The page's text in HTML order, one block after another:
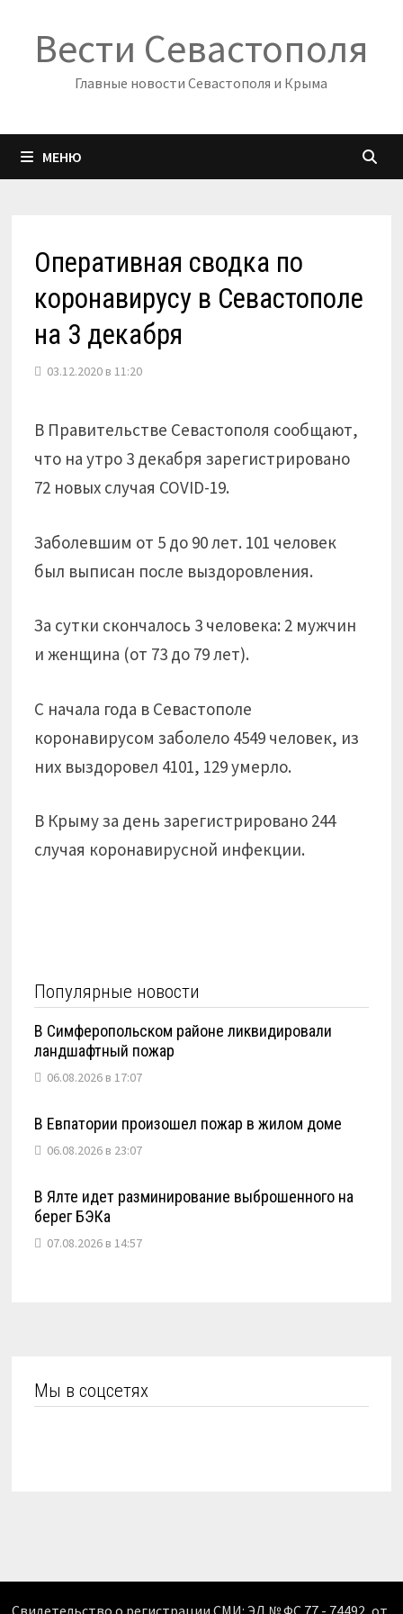
содержимому
Вести Севастополя
Главные новости Севастополя и Крыма
МЕНЮ
Оперативная сводка по
коронавирусу в Севастополе
на 3 декабря
03.12.2020 в 11:20
В Правительстве Севастополя сообщают,
что на утро 3 декабря зарегистрировано
72 новых случая COVID-19.
Заболевшим от 5 до 90 лет. 101 человек
был выписан после выздоровления.
За сутки скончалось 3 человека: 2 мужчин
и женщина (от 73 до 79 лет).
С начала года в Севастополе
коронавирусом заболело 4549 человек, из
них выздоровел 4101, 129 умерло.
В Крыму за день зарегистрировано 244
случая коронавирусной инфекции.
Популярные новости
В Симферопольском районе ликвидировали
ландшафтный пожар
06.08.2026 в 17:07
В Евпатории произошел пожар в жилом доме
06.08.2026 в 23:07
В Ялте идет разминирование выброшенного на
берег БЭКа
07.08.2026 в 14:57
Мы в соцсетях
Свидетельство о регистрации СМИ: ЭЛ № ФС 77 - 74492, от